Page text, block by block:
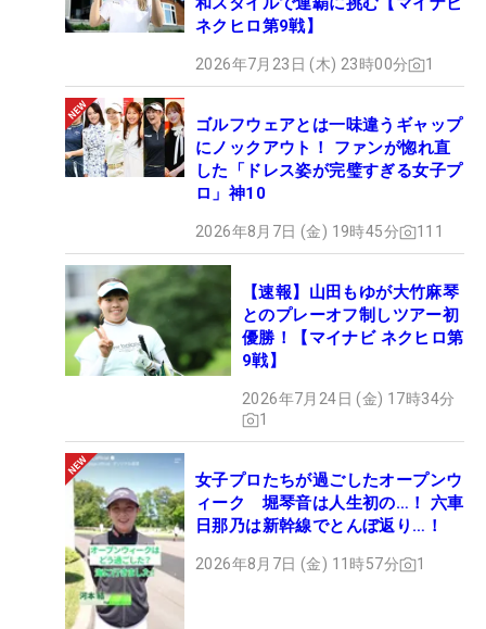
ネクヒロ第9戦】
2026年7月23日 (木) 23時00分 1
ゴルフウェアとは一味違うギャップ
にノックアウト！ ファンが惚れ直
した「ドレス姿が完璧すぎる女子プ
ロ」神10
2026年8月7日 (金) 19時45分 111
【速報】山田もゆが大竹麻琴
とのプレーオフ制しツアー初
優勝！【マイナビ ネクヒロ第
9戦】
2026年7月24日 (金) 17時34分
1
女子プロたちが過ごしたオープンウ
ィーク 堀琴音は人生初の…！ 六車
日那乃は新幹線でとんぼ返り…！
2026年8月7日 (金) 11時57分 1